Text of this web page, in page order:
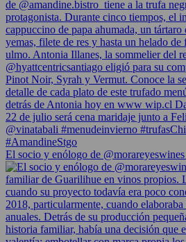
El socio y enólogo de